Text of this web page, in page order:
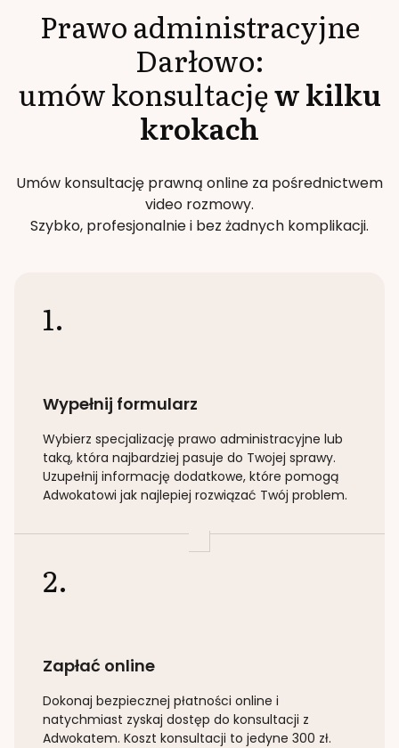
Prawo administracyjne
Darłowo:
umów konsultacjęw kilku
krokach
Umów konsultację prawną online za pośrednictwem
video rozmowy.
Szybko, profesjonalnie i bez żadnych komplikacji.
1.
Wypełnij formularz
Wybierz specjalizację prawo administracyjne lub
taką, która najbardziej pasuje do Twojej sprawy.
Uzupełnij informację dodatkowe, które pomogą
Adwokatowi jak najlepiej rozwiązać Twój problem.
2.
Zapłać online
Dokonaj bezpiecznej płatności online i
natychmiast zyskaj dostęp do konsultacji z
Adwokatem. Koszt konsultacji to jedyne 300 zł.